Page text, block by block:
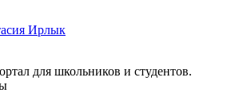
Ирлык
для школьников и студентов.